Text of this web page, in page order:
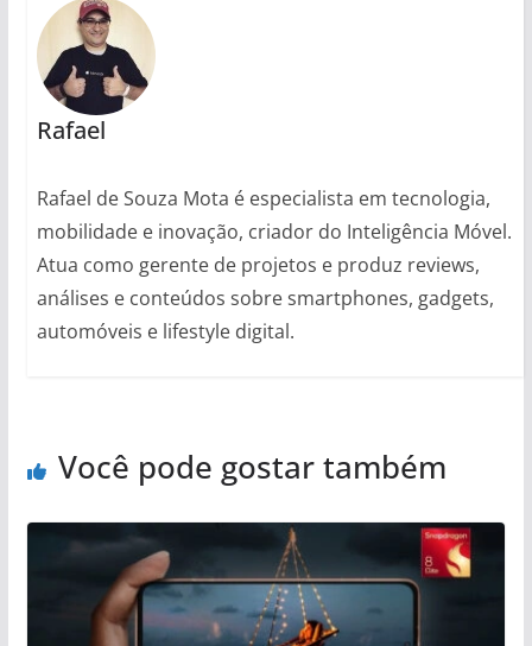
Rafael
Rafael de Souza Mota é especialista em tecnologia,
mobilidade e inovação, criador do Inteligência Móvel.
Atua como gerente de projetos e produz reviews,
análises e conteúdos sobre smartphones, gadgets,
automóveis e lifestyle digital.
Você pode gostar também